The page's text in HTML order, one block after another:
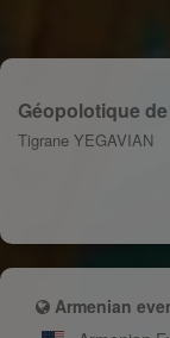
Géopolotique
Tigrane YEGAVIAN
Armenian